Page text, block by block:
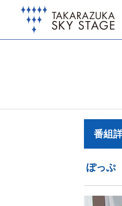
番組
ぽっぷ